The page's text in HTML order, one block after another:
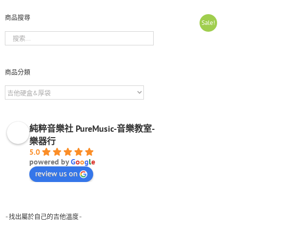
Sale!
商品搜尋
商品分類
純粹音樂社 PureMusic-音樂教室-
樂器行
5.0
powered byGoogle
review us on
-找出屬於自己的吉他溫度-